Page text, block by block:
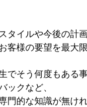
イルや今後の計
様の要望を最大
そう何度もある
クなど、
的な知識が無け